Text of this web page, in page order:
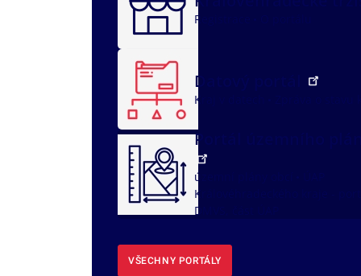
Registrace
Datový portál
Kraj v datech
Portál územního
územní plány obcí
Královéhradeckého kraje -
DMVS, část ÚAP
VŠECHNY PORTÁLY